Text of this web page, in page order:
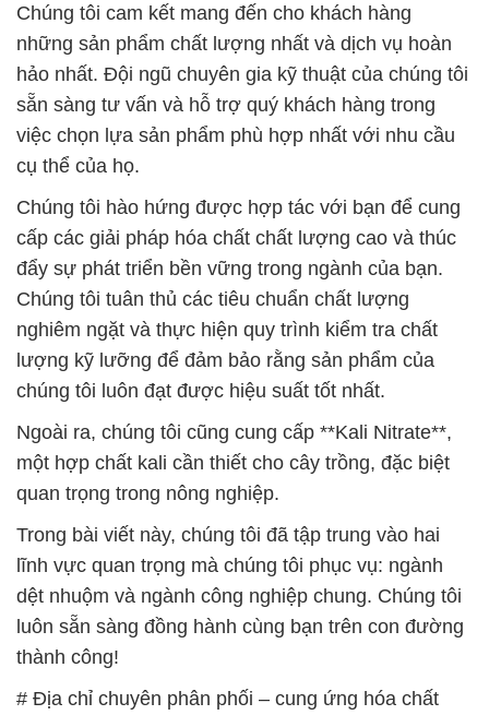
Chúng tôi cam kết mang đến cho khách hàng
những sản phẩm chất lượng nhất và dịch vụ hoàn
hảo nhất. Đội ngũ chuyên gia kỹ thuật của chúng tôi
sẵn sàng tư vấn và hỗ trợ quý khách hàng trong
việc chọn lựa sản phẩm phù hợp nhất với nhu cầu
cụ thể của họ.
Chúng tôi hào hứng được hợp tác với bạn để cung
cấp các giải pháp hóa chất chất lượng cao và thúc
đẩy sự phát triển bền vững trong ngành của bạn.
Chúng tôi tuân thủ các tiêu chuẩn chất lượng
nghiêm ngặt và thực hiện quy trình kiểm tra chất
lượng kỹ lưỡng để đảm bảo rằng sản phẩm của
chúng tôi luôn đạt được hiệu suất tốt nhất.
Ngoài ra, chúng tôi cũng cung cấp **Kali Nitrate**,
một hợp chất kali cần thiết cho cây trồng, đặc biệt
quan trọng trong nông nghiệp.
Trong bài viết này, chúng tôi đã tập trung vào hai
lĩnh vực quan trọng mà chúng tôi phục vụ: ngành
dệt nhuộm và ngành công nghiệp chung. Chúng tôi
luôn sẵn sàng đồng hành cùng bạn trên con đường
thành công!
# Địa chỉ chuyên phân phối – cung ứng hóa chất